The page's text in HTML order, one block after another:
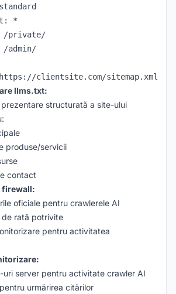
*
/private/
admin/
llms.txt:
structurată a site-ului
produse/servicii
contact
firewall:
oficiale pentru crawlerele AI
de rată potrivite
pentru activitatea
uri server pentru activitate crawler AI
urmărirea citărilor